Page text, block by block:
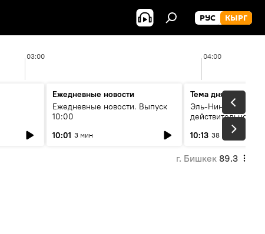
РУС КЫРГ
03:00 04:00
Ежедневные новости
Ежедневные новости. Выпуск
10:00
10:01 3 мин
Тема дня
Эль-Ниньо, жара и
действительно
погоду в
10:13 38 мин
г. Бишкек 89.3